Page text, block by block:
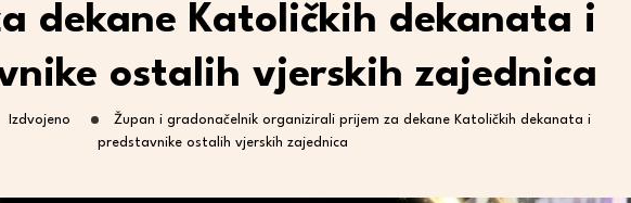
dekane Katoličkih dekanata i
ostalih vjerskih zajednica
Izdvojeno
Župan i gradonačelnik organizirali prijem za dekane Katoličkih dekanata i
predstavnike ostalih vjerskih zajednica